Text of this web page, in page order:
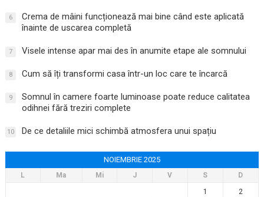
6
Crema de mâini funcționează mai bine când este aplicată
înainte de uscarea completă
7 Visele intense apar mai des în anumite etape ale somnului
8 Cum să îți transformi casa într-un loc care te încarcă
9
Somnul în camere foarte luminoase poate reduce calitatea
odihnei fără treziri complete
10 De ce detaliile mici schimbă atmosfera unui spațiu
NOIEMBRIE 2025
L Ma Mi J V S
D
1
2